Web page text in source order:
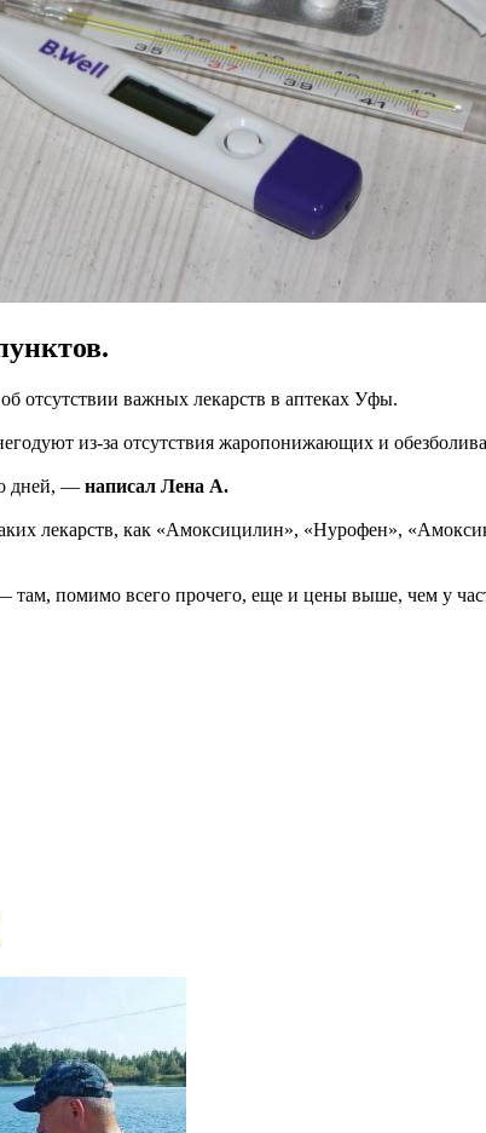
отсутствии важных лекарств в аптеках Уфы.
из-за отсутствия жаропонижающих и
дней, — написал Лена А.
лекарств, как «Амоксицилин», «Нурофен»,
там, помимо всего прочего, еще и цены выше, чем у